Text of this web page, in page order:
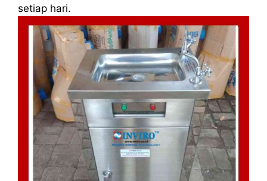
setiap hari.